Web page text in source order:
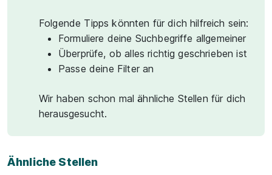
Folgende Tipps könnten für dich hilfreich sein:
Formuliere deine Suchbegriffe allgemeiner
Überprüfe, ob alles richtig geschrieben ist
Passe deine Filter an
Wir haben schon mal ähnliche Stellen für dich
herausgesucht.
Ähnliche Stellen